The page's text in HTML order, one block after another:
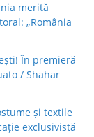
merită
„România
În premieră
/ Shahar
și textile
exclusivistă